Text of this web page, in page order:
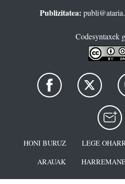
Publizitatea:
Codesyntaxek
HONI BURUZ LEGE
ARAUAK